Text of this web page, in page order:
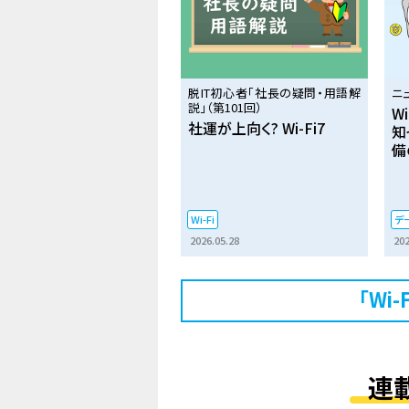
脱IT初心者「社長の疑問・用語解
説」（第101回）
社運が上向く? Wi-Fi7
Wi-Fi
2026.05.28
ニ
知
備
デ
「
連